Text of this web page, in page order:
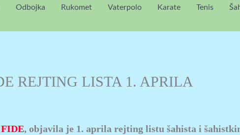
Odbojka Rukomet Vaterpolo Karate Tenis
REJTING LISTA 1. APRILA
FIDE, objavila je 1. aprila rejting listu šahista i